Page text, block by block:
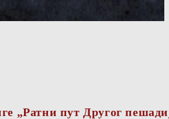
„Ратни пут Другог